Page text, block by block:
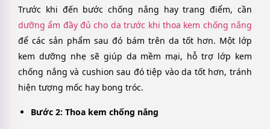
Trước khi đến bước chống nắng hay trang điểm, cần
dưỡng ẩm đầy đủ cho da trước khi thoa kem chống nắng
để các sản phẩm sau đó bám trên da tốt hơn. Một lớp
kem dưỡng nhẹ sẽ giúp da mềm mại, hỗ trợ lớp kem
chống nắng và cushion sau đó tiệp vào da tốt hơn, tránh
hiện tượng mốc hay bong tróc.
Bước 2: Thoa kem chống nắng